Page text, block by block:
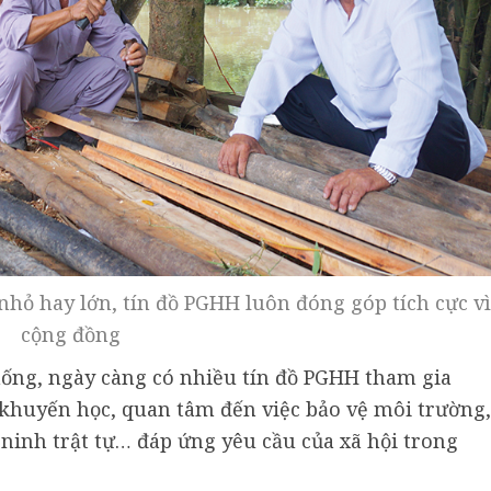
hay lớn, tín đồ PGHH luôn đóng góp tích cực vì
cộng đồng
ngày càng có nhiều tín đồ PGHH tham gia
học, quan tâm đến việc bảo vệ môi trường,
trật tự… đáp ứng yêu cầu của xã hội trong